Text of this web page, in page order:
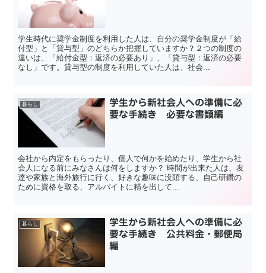
学生時代に奨学金制度を利用した人は、自分の奨学金制度が「給
付型」と「貸与型」のどちらか把握していますか？２つの制度の
違いは、「給付金型：返済の必要あり」、「貸与型：返済の必要
なし」です。貸与型の制度を利用していた人は、社会...
暮らし
学生から新社会人への準備に必
要な手続き 必要な書類編
会社から内定をもらったり、個人で何かを始めたり、学生から社
会人になる前にみなさんは何をしますか？ 時間が出来た人は、友
達や家族と海外旅行に行く、好きな趣味に没頭する、自己研鑽の
ために資格を取る、アルバイトに精を出して...
暮らし
学生から新社会人への準備に必
要な手続き 公共料金・郵便局
編